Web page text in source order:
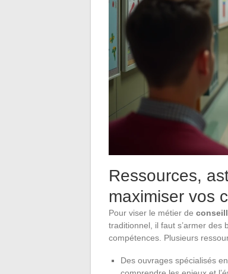
Ressources,
maximiser vos
Pour viser le métier de
traditionnel, il faut s’armer des
compétences. Plusieurs
Des ouvrages spécialisés en